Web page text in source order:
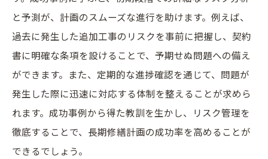
と予測が、計画のスムーズな進行を助けます。例えば、
過去に発生した追加工事のリスクを事前に把握し、契約
書に明確な条項を設けることで、予期せぬ問題への備え
ができます。また、定期的な進捗確認を通じて、問題が
発生した際に迅速に対応する体制を整えることが求めら
れます。成功事例から得た教訓を生かし、リスク管理を
徹底することで、長期修繕計画の成功率を高めることが
できるでしょう。